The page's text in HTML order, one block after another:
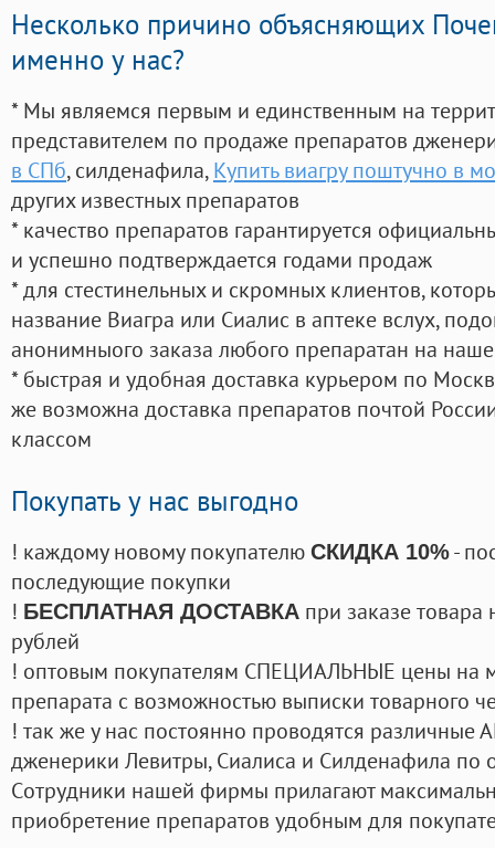
Несколько причино объясняющих
именно у нас?
* Мы являемся первым и единственным на
представителем по продаже препаратов
в СПб, силденафила, Купить виагру поштучно в
других известных препаратов
* качество препаратов гарантируется
и успешно подтверждается годами продаж
* для стестинельных и скромных клиентов,
название Виагра или Сиалис в аптеке вслух,
анонимныого заказа любого препаратан на
* быстрая и удобная доставка курьером по
же возможна доставка препаратов почтой
классом
Покупать у нас выгодно
! каждому новому покупателю СКИДКА 10%-
последующие покупки
! БЕСПЛАТНАЯ ДОСТАВКА при заказе
рублей
! оптовым покупателям СПЕЦИАЛЬНЫЕ цены на
препарата с возможностью выписки товарного
! так же у нас постоянно проводятся
дженерики Левитры, Сиалиса и Силденафила по
Cотрудники нашей фирмы прилагают
приобретение препаратов удобным для